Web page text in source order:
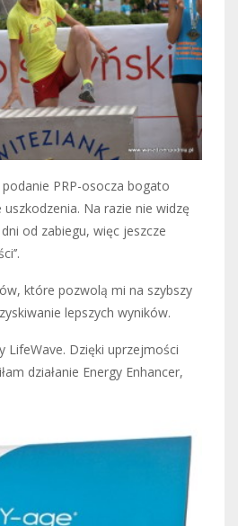
PRP-osocza bogato
Na razie nie widzę
od zabiegu, więc jeszcze
które pozwolą mi na szybszy
lepszych wyników.
LifeWave. Dzięki uprzejmości
działanie Energy Enhancer,